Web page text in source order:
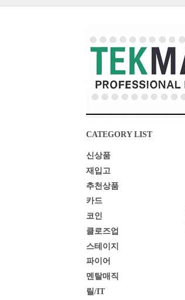
CATEGORY LIST
신상품
재입고
추천상품
카드
코인
클로즈업
스테이지
파이어
멘탈매직
릴/IT